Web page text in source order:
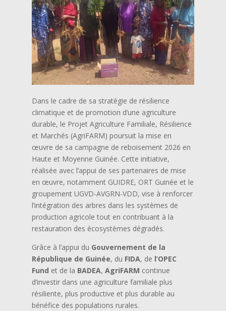
Dans le cadre de sa stratégie de résilience
climatique et de promotion d’une agriculture
durable, le Projet Agriculture Familiale, Résilience
et Marchés (AgriFARM) poursuit la mise en
œuvre de sa campagne de reboisement 2026 en
Haute et Moyenne Guinée. Cette initiative,
réalisée avec l’appui de ses partenaires de mise
en œuvre, notamment GUIDRE, ORT Guinée et le
groupement UGVD-AVGRN-VDD, vise à renforcer
l’intégration des arbres dans les systèmes de
production agricole tout en contribuant à la
restauration des écosystèmes dégradés.
Grâce à l’appui du Gouvernement de la
République de Guinée, du FIDA, de l’OPEC
Fund et de la BADEA,AgriFARM continue
d’investir dans une agriculture familiale plus
résiliente, plus productive et plus durable au
bénéfice des populations rurales.